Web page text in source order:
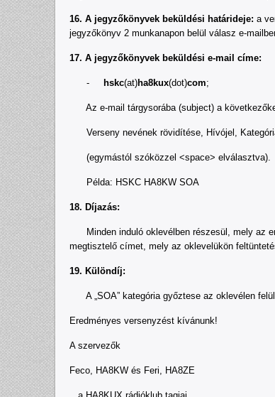
16. A jegyzőkönyvek beküldési határideje: a
jegyzőkönyv 2 munkanapon belül válasz e-
17. A jegyzőkönyvek beküldési e-mail címe:
- hskc(at)ha8kux(dot)com;
Az e-mail tárgysorába (subject) a
Verseny nevének rövidítése, Hívójel,
(egymástól szóközzel <space> elválasztva).
Példa: HSKC HA8KW SOA
18. Díjazás:
Minden induló oklevélben részesül, mely az
megtisztelő címet, mely az oklevelükön
19. Különdíj:
A „SOA” kategória győztese az oklevélen
Eredményes versenyzést kívánunk!
A szervezők
Feco, HA8KW és Feri, HA8ZE